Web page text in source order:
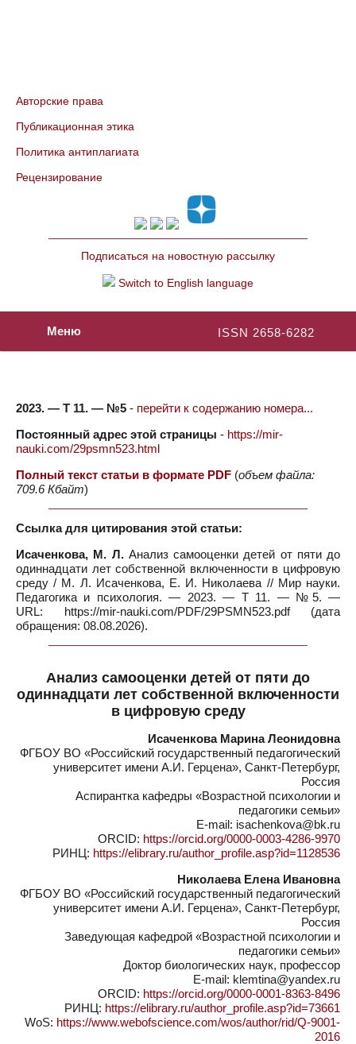
Авторские права
Публикационная этика
Политика антиплагиата
Рецензирование
Подписаться на новостную рассылку
Switch to English language
ISSN 2658-6282
Меню
2023. — Т 11. — №5 - перейти к содержанию номера...
Постоянный адрес этой страницы - https://mir-
nauki.com/29psmn523.html
Полный текст статьи в формате PDF (объем файла:
709.6 Кбайт)
Ссылка для цитирования этой статьи:
Исаченкова, М. Л.Анализ самооценки детей от пяти до
одиннадцати лет собственной включенности в цифровую
среду / М. Л. Исаченкова, Е. И. Николаева // Мир науки.
Педагогика и психология. — 2023. — Т 11. — №5. —
URL: https://mir-nauki.com/PDF/29PSMN523.pdf (дата
обращения: 08.08.2026).
Анализ самооценки детей от пяти до
одиннадцати лет собственной включенности
в цифровую среду
Исаченкова Марина Леонидовна
ФГБОУ ВО «Российский государственный педагогический
университет имени А.И. Герцена», Санкт-Петербург,
Россия
Аспирантка кафедры «Возрастной психологии и
педагогики семьи»
E-mail: isachenkova@bk.ru
ORCID: https://orcid.org/0000-0003-4286-9970
РИНЦ: https://elibrary.ru/author_profile.asp?id=1128536
Николаева Елена Ивановна
ФГБОУ ВО «Российский государственный педагогический
университет имени А.И. Герцена», Санкт-Петербург,
Россия
Заведующая кафедрой «Возрастной психологии и
педагогики семьи»
Доктор биологических наук, профессор
E-mail: klemtina@yandex.ru
ORCID: https://orcid.org/0000-0001-8363-8496
РИНЦ: https://elibrary.ru/author_profile.asp?id=73661
WoS: https://www.webofscience.com/wos/author/rid/Q-9001-
2016